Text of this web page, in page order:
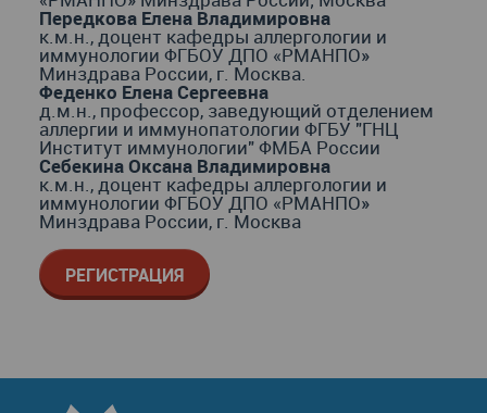
Передкова Елена Владимировна
к.м.н., доцент кафедры аллергологии и
иммунологии ФГБОУ ДПО «РМАНПО»
Минздрава России, г. Москва.
Феденко Елена Сергеевна
д.м.н., профессор, заведующий отделением
аллергии и иммунопатологии ФГБУ "ГНЦ
Институт иммунологии" ФМБА России
Себекина Оксана Владимировна
к.м.н., доцент кафедры аллергологии и
иммунологии ФГБОУ ДПО «РМАНПО»
Минздрава России, г. Москва
РЕГИСТРАЦИЯ